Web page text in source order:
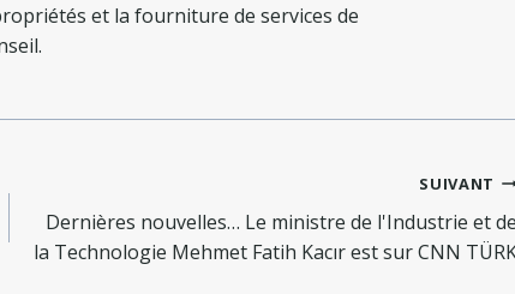
et la fourniture de services de
SUIVANT
Dernières nouvelles… Le ministre de l'Industrie et
la Technologie Mehmet Fatih Kacır est sur CNN